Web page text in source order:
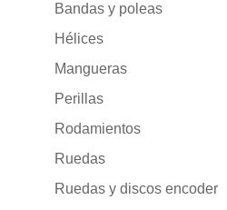
Bandas y poleas
Hélices
Mangueras
Perillas
Rodamientos
Ruedas
Ruedas y discos encoder